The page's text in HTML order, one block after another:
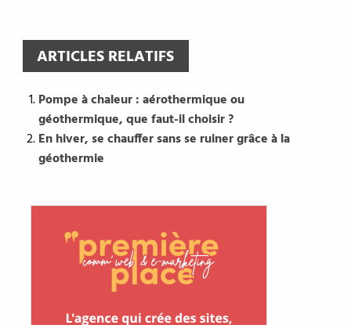
ARTICLES RELATIFS
Pompe à chaleur : aérothermique ou
géothermique, que faut-il choisir ?
En hiver, se chauffer sans se ruiner grâce à la
géothermie